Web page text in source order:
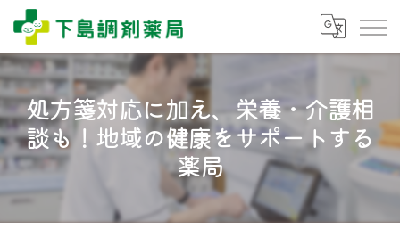
処方箋対応に加え、栄養・介護相
談も！地域の健康をサポートする
薬局